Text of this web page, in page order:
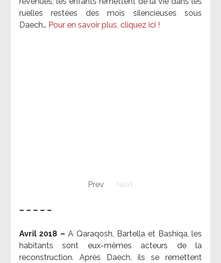
ruelles restées des mois silencieuses sous
Daech… Pour en savoir plus, cliquez ici !
Prev Next
– – – – –
Avril 2018 –A Qaraqosh, Bartella et Bashiqa, les
habitants sont eux-mêmes acteurs de la
reconstruction. Après Daech, ils se remettent